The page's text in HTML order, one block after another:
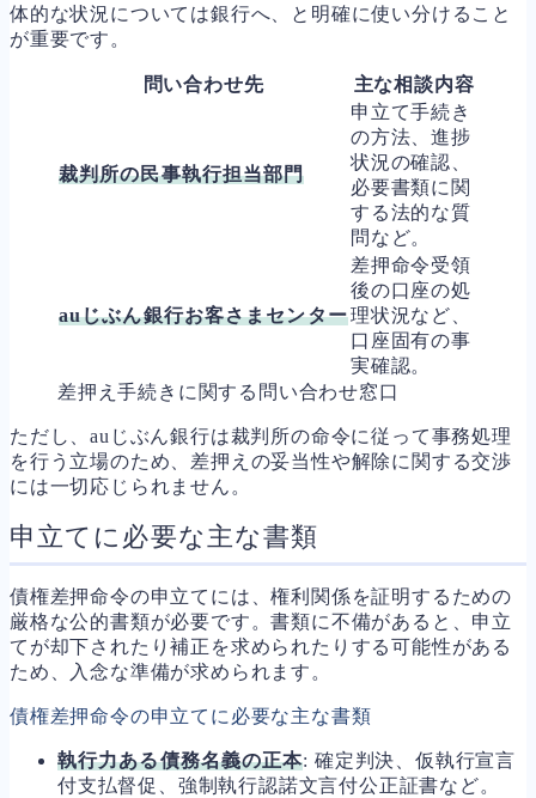
体的な状況については銀行へ、と明確に使い分けること
が重要です。
問い合わせ先 主な相談内容
裁判所の民事執行担当部門
申立て手続き
の方法、進捗
状況の確認、
必要書類に関
する法的な質
問など。
auじぶん銀行お客さまセンター
差押命令受領
後の口座の処
理状況など、
口座固有の事
実確認。
差押え手続きに関する問い合わせ窓口
ただし、auじぶん銀行は裁判所の命令に従って事務処理
を行う立場のため、差押えの妥当性や解除に関する交渉
には一切応じられません。
申立てに必要な主な書類
債権差押命令の申立てには、権利関係を証明するための
厳格な公的書類が必要です。書類に不備があると、申立
てが却下されたり補正を求められたりする可能性がある
ため、入念な準備が求められます。
債権差押命令の申立てに必要な主な書類
執行力ある債務名義の正本: 確定判決、仮執行宣言
付支払督促、強制執行認諾文言付公正証書など。